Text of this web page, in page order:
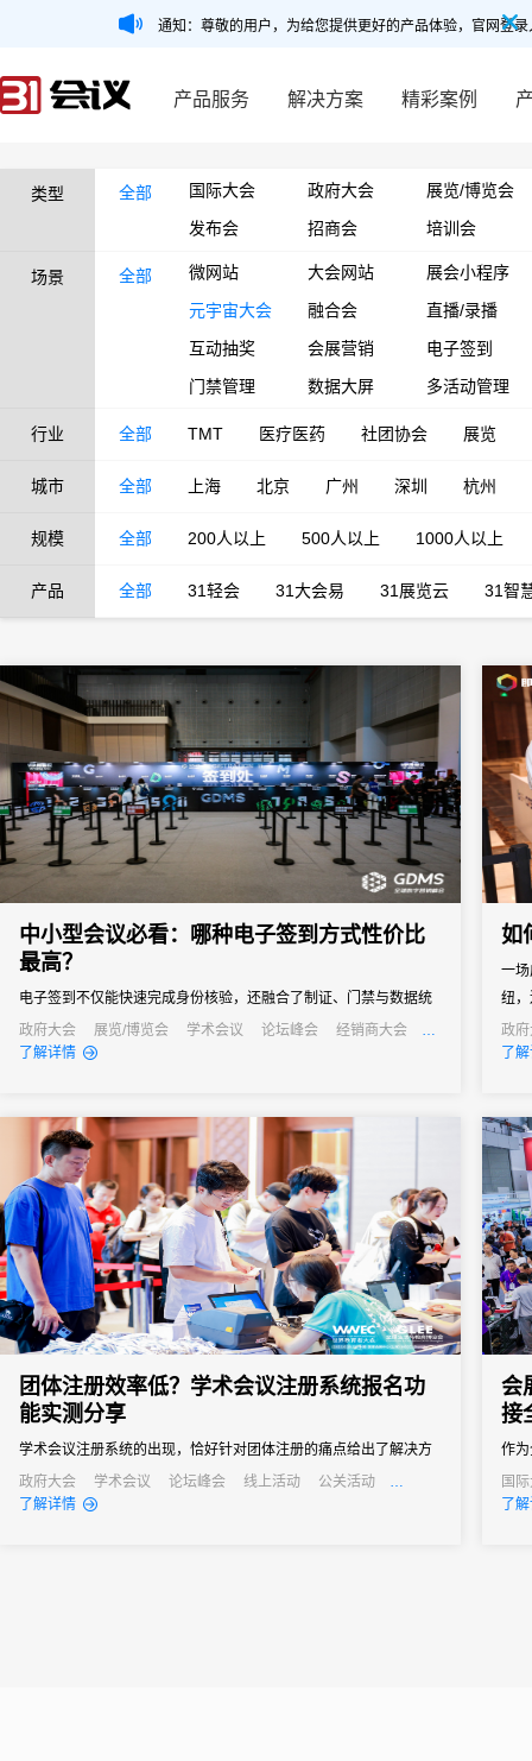
通知：尊敬的用户，为给您提供更好的产品体验，官网登
产品服务 解决方案 精彩案例
类型 全部 国际大会 政府大会
展览/博览会
发布会
招商会 培训会
场景 全部 微网站 大会网站
展会小程序
元宇宙大会
融合会
直播/录播
互动抽奖
会展营销
电子签到
门禁管理
数据大屏 多活动管理
行业 全部 TMT 医疗医药 社团协会 展览
城市 全部 上海 北京 广州 深圳 杭州
规模 全部 200人以上 500人以上 1000人以上
产品 全部 31轻会 31大会易 31展览云 31智
中小型会议必看：哪种电子签到方式性价比
最高？
电子签到不仅能快速完成身份核验，还融合了制证、门禁与数据统
计等多重功能，能够快速完成签到过程，减少等待时间，同时能够
通过数据分析，为会议组织者提供宝贵的参会者信息，助力后续的
政府大会 展览/博览会 学术会议 论坛峰会
经销商大会
公关活动
发布会
了解详情
如
一
纽
政
线
了
团体注册效率低？学术会议注册系统报名功
能实测分享
学术会议注册系统的出现，恰好针对团体注册的痛点给出了解决方
案。“批量导入+自主报名”的模式，让不同需求的团体都能找到高效
的注册方式。
政府大会 学术会议 论坛峰会 线上活动
公关活动
发布会
培训会
了解详情
会
接
作
关
调
国
经
了